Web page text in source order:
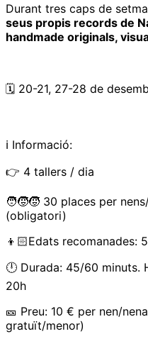
Durant tres caps de
seus propis records de
handmade originals,
🗓️ 20-21, 27-28 de
ℹ️ Informació:
👉 4 tallers / dia
🧑‍🧒‍🧒 30 places per
(obligatori)
👦🏻Edats recomanades:
🕛 Durada: 45/60 minuts.
20h
🎫 Preu: 10 € per nen/
gratuït/menor)